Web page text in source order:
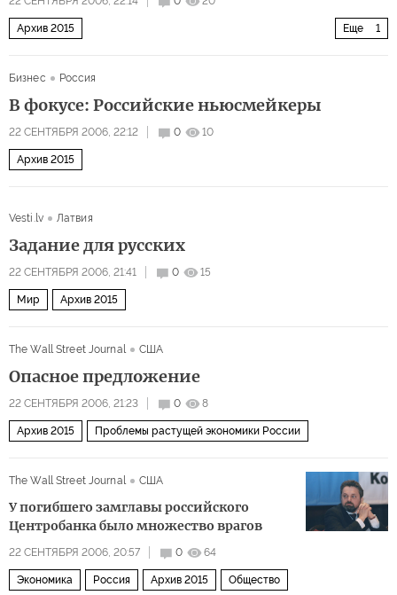
Еще 1
Архив 2015
Бизнес
Россия
В фокусе: Российские ньюсмейкеры
22 СЕНТЯБРЯ 2006, 22:12 0 10
Архив 2015
Vesti.lv Латвия
Задание для русских
22 СЕНТЯБРЯ 2006, 21:41 0 15
Мир Архив 2015
The Wall Street Journal США
Опасное предложение
22 СЕНТЯБРЯ 2006, 21:23 0 8
Архив 2015 Проблемы растущей экономики России
The Wall Street Journal США
У погибшего замглавы российского
Центробанка было множество врагов
22 СЕНТЯБРЯ 2006, 20:57 0 64
Экономика Россия Архив 2015 Общество